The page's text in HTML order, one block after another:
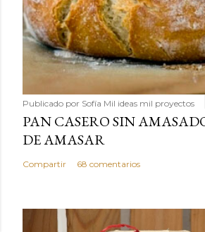
Publicado por Sofía Mil ideas mil proyectos
PAN CASERO SIN
DE AMASAR
Compartir 68 comentarios